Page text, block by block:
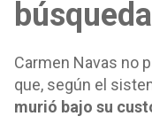
búsqueda
Carmen Navas no
que, según el
murió bajo su